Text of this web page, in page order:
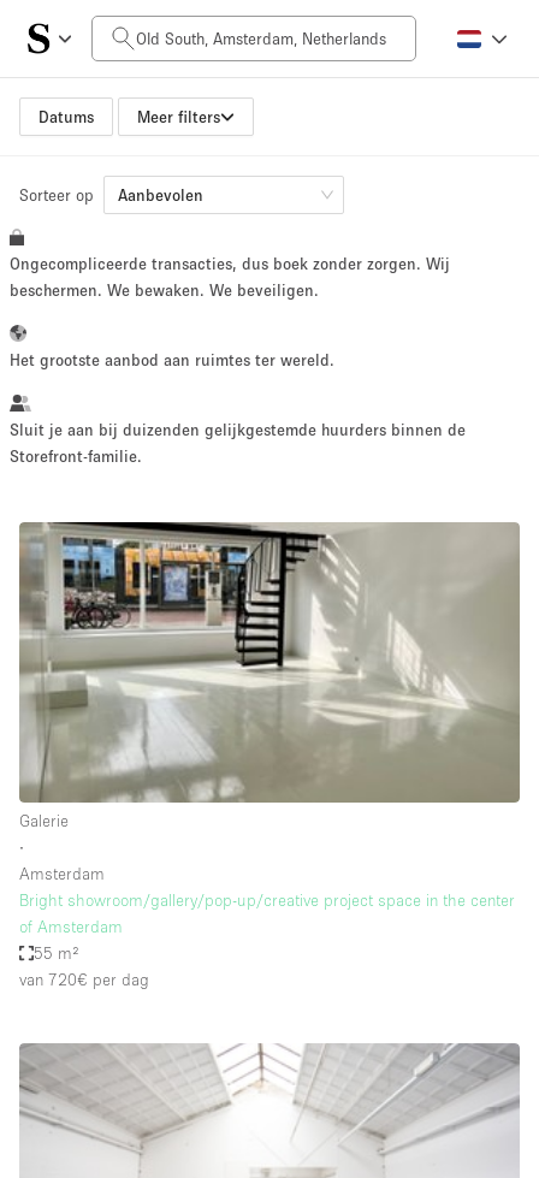
Datums Meer filters
Prijs per dag
0€
Grootte ruimte
10 m² 500+ m²
~ 13 mensen
Een
fotoshoot
maken
Conferentie Vergadering Kantoor
Type ruimte
Atelier / Werkplaats
Boetiek / Winkel
Boot
Container
Creatieve ruimte
Sorteer op Aanbevolen
Ongecompliceerde transacties, dus boek zonder zorgen. Wij
beschermen. We bewaken. We beveiligen.
Het grootste aanbod aan ruimtes ter wereld.
Sluit je aan bij duizenden gelijkgestemde huurders binnen de
Storefront-familie.
Galerie
∙
Amsterdam
Bright showroom/gallery/pop-up/creative project space in the center
of Amsterdam
55 m²
van 720€ per dag